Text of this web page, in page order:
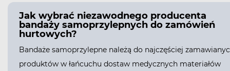
Jak wybrać niezawodnego producenta
bandaży samoprzylepnych do zamówień
hurtowych?
Bandaże samoprzylepne należą do najczęściej
produktów w łańcuchu dostaw medycznych materiałów